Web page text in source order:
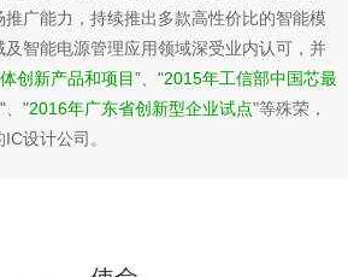
广能力，持续推出多款高性价比的智能模
智能电源管理应用领域深受业内认可，并
创新产品和项目”、"2015年工信部中国芯最
"、"2016年广东省创新型企业试点"等殊荣，
设计公司。